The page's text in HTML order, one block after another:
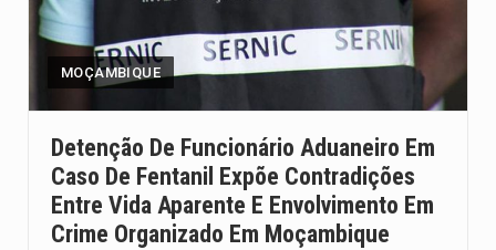
O pagamento marca o desfecho de um dos processos mais…
O programa, cuja implementação está prevista entre abril de 2026…
O Departamento de Estado norte-americano confirmou que cidadãos dos Estados…
MOÇAMBIQUE
Detenção De Funcionário Aduaneiro Em
Caso De Fentanil Expõe Contradições
Entre Vida Aparente E Envolvimento Em
Crime Organizado Em Moçambique